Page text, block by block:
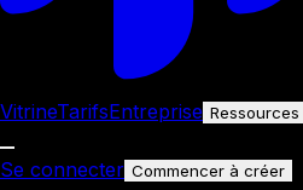
VitrineTarifsEntreprise Ressources
Se connecter Commencer à créer